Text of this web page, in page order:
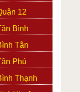
12
Bình
Tân
Phú
Thạnh